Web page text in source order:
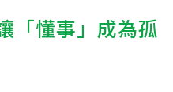
「懂事」成為孤